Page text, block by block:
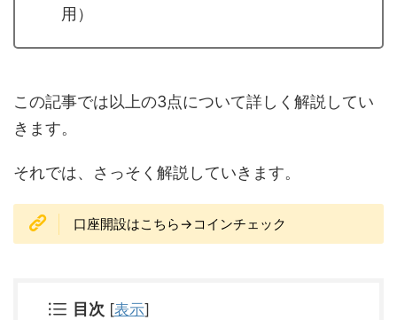
用）
この記事では以上の3点について詳しく解説してい
きます。
それでは、さっそく解説していきます。
口座開設はこちら→コインチェック
目次 [表示]